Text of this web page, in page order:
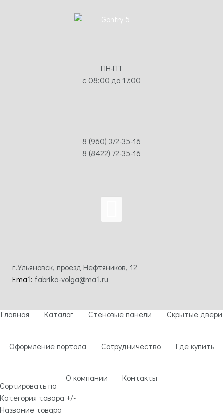
ПН-ПТ
с 08:00 до 17:00
8 (960) 372-35-16
8 (8422) 72-35-16
г.Ульяновск, проезд Нефтяников, 12
Email: fabrika-volga@mail.ru
Главная Каталог Стеновые панели Скрытые двери
Оформление портала Сотрудничество Где купить
О компании Контакты
Сортировать по
Категория товара +/-
Название товара